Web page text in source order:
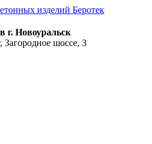
г. Новоуральск
, Загородное шоссе, 3